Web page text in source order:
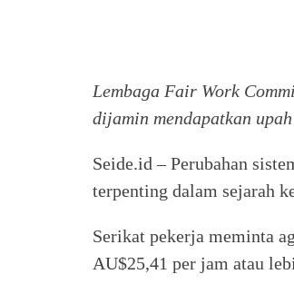
Lembaga Fair Work
dijamin mendapatkan
Seide.id – Perubahan
terpenting dalam sejarah
Serikat pekerja meminta
AU$25,41 per jam atau